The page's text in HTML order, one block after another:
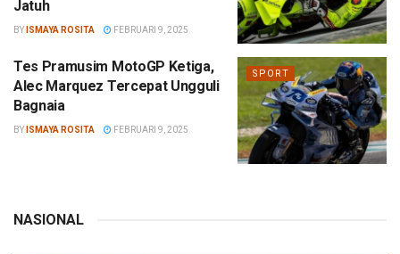
Jatuh
BY ISMAYA ROSITA FEBRUARI 9, 2025
SPORT
Tes Pramusim MotoGP Ketiga,
Alec Marquez Tercepat Ungguli
Bagnaia
BY ISMAYA ROSITA FEBRUARI 9, 2025
NASIONAL